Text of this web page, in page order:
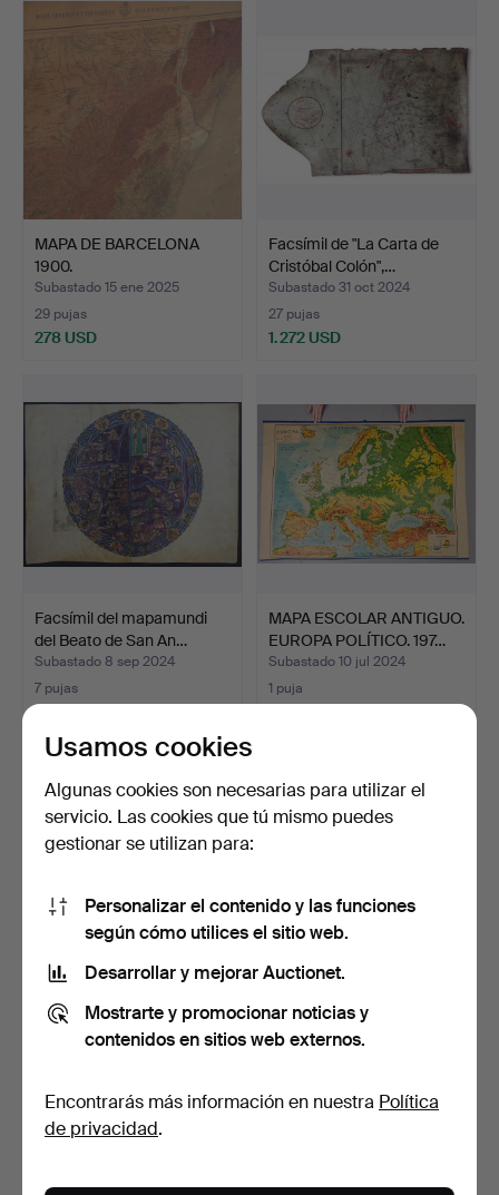
MAPA DE BARCELONA
1900.
Subastado 15 ene 2025
29 pujas
278 USD
Facsímil de "La Carta de
Cristóbal Colón",…
Subastado 31 oct 2024
27 pujas
1.272 USD
Facsímil del mapamundi
del Beato de San An…
Subastado 8 sep 2024
7 pujas
151 USD
MAPA ESCOLAR ANTIGUO.
EUROPA POLÍTICO. 197…
Subastado 10 jul 2024
1 puja
LA CASA ORO. PLANO …
Subastado 28 feb 2024
SIGLO XVIII. GRABADO
SOBR…
Subastado 8 feb 2024
Usamos cookies
Algunas cookies son necesarias para utilizar el
servicio. Las cookies que tú mismo puedes
gestionar se utilizan para:
Personalizar el contenido y las funciones
según cómo utilices el sitio web.
Desarrollar y mejorar Auctionet.
Mostrarte y promocionar noticias y
contenidos en sitios web externos.
Encontrarás más información en nuestra Política
de privacidad.